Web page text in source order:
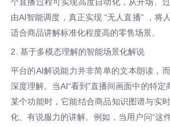
由AI智能调度，真正实现 “无人直播” ，将
适合商品讲解标准化程度高的零售场景。
2. 基于多模态理解的智能场景化解说
平台的AI解说能力并非简单的文本朗读，
深度理解。当AI“看到”直播间画面中的特定
某个功能时，它能结合商品知识图谱与实
化、有说服力的讲解。例如，当用户问“这